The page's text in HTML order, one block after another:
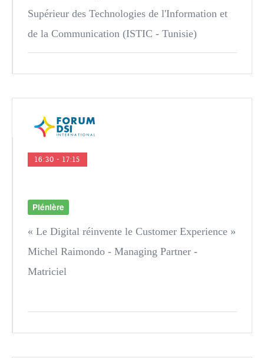
Supérieur des Technologies de l'Information et
de la Communication (ISTIC - Tunisie)
16:30 - 17:15
Plénière
« Le Digital réinvente le Customer Experience »
Michel Raimondo - Managing Partner -
Matriciel